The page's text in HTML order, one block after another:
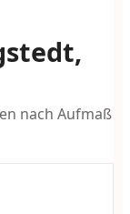
nach Aufmaß